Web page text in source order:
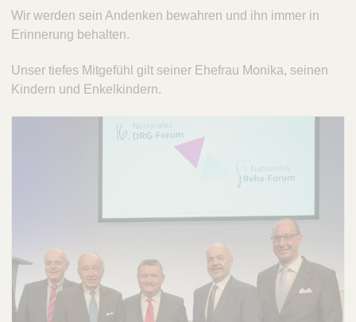
Wir werden sein Andenken bewahren und ihn immer in
Erinnerung behalten.
Unser tiefes Mitgefühl gilt seiner Ehefrau Monika, seinen
Kindern und Enkelkindern.